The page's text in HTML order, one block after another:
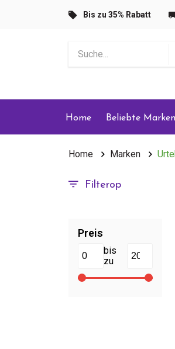
Bis zu 35% Rabatt
Home Beliebte Marken
Home Marken
Filterop
Preis
bis
zu